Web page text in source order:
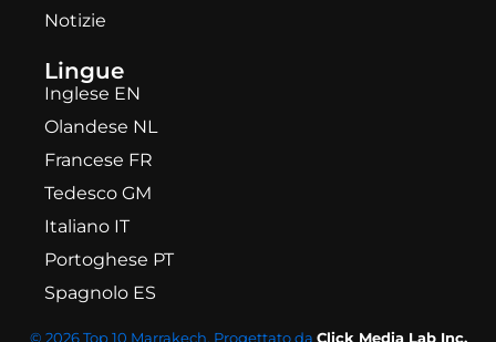
Notizie
Lingue
Inglese EN
Olandese NL
Francese FR
Tedesco GM
Italiano IT
Portoghese PT
Spagnolo ES
© 2026 Top 10 Marrakech. Progettato da Click Media Lab Inc.